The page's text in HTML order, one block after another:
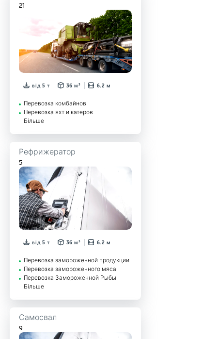
21
від 5 т 36 м³ 6.2 м
Перевозка комбайнов
Перевозка яхт и катеров
Більше
Рефрижератор
5
від 5 т 36 м³ 6.2 м
Перевозка замороженной продукции
Перевозка замороженного мяса
Перевозка Замороженной Рыбы
Більше
Самосвал
9